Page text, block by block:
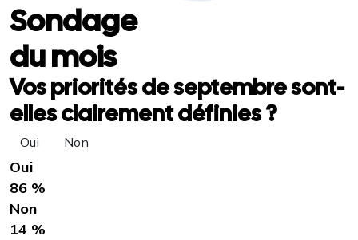
Sondage
du mois
Vos priorités de septembre sont-
elles clairement définies ?
Oui Non
Oui
86 %
Non
14 %